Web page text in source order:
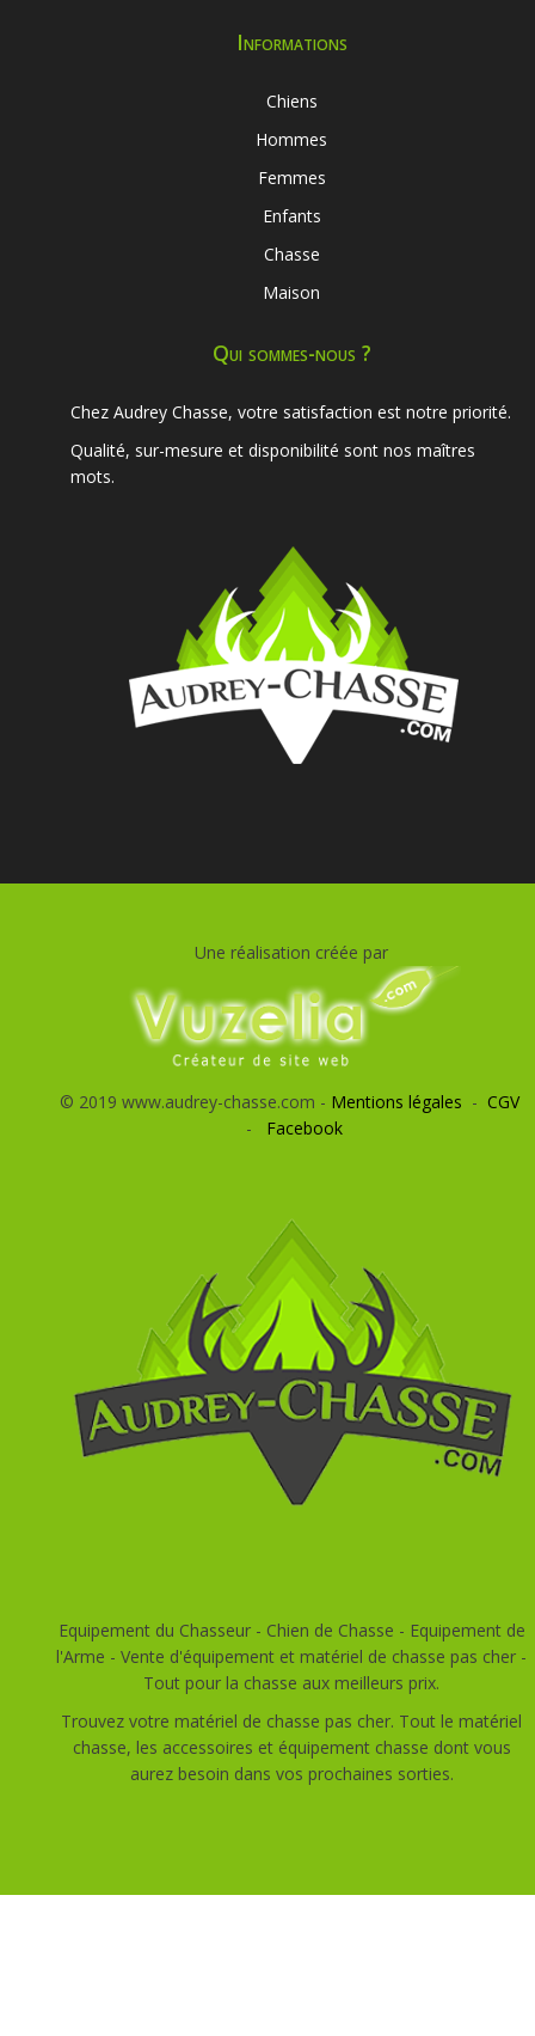
Informations
Chiens
Hommes
Femmes
Enfants
Chasse
Maison
Qui sommes-nous ?
Chez Audrey Chasse, votre satisfaction est notre priorité.
Qualité, sur-mesure et disponibilité sont nos maîtres
mots.
Une réalisation créée par
© 2019 www.audrey-chasse.com - Mentions légales - CGV
- Facebook
Equipement du Chasseur - Chien de Chasse - Equipement de
l'Arme - Vente d'équipement et matériel de chasse pas cher -
Tout pour la chasse aux meilleurs prix.
Trouvez votre matériel de chasse pas cher. Tout le matériel
chasse, les accessoires et équipement chasse dont vous
aurez besoin dans vos prochaines sorties.